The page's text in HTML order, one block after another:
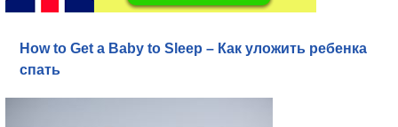
How to Get a Baby to Sleep – Как уложить ребенка
спать